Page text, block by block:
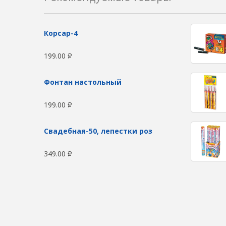
Корсар-4
199.00 Р
Фонтан настольный
199.00 Р
Свадебная-50, лепестки роз
349.00 Р